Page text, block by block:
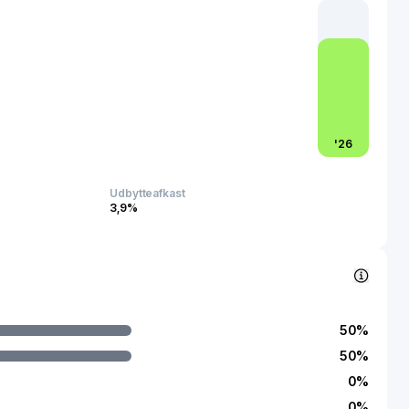
aldersgrupper baseret på licenserede og
herunder hyper-chargede bolde, sportsæt og
Californien.
'26
Udbytteafkast
3,9%
50%
50%
0%